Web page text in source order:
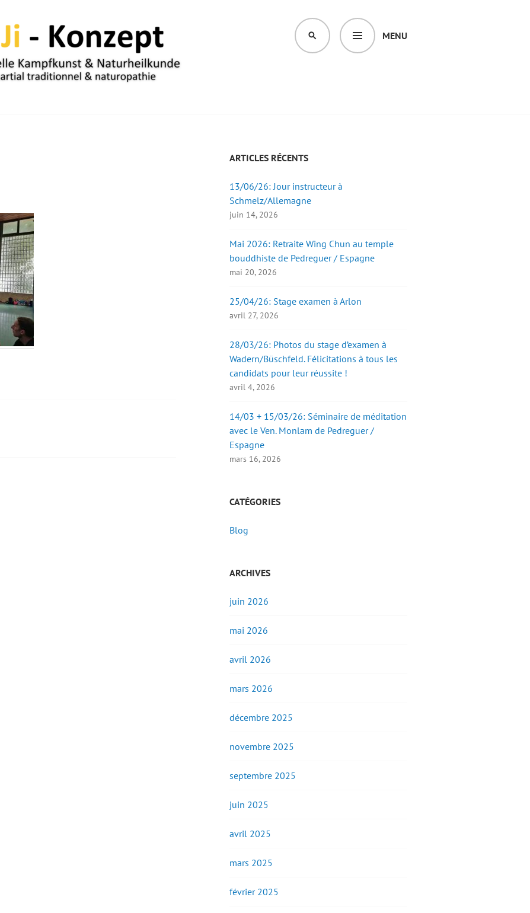
MENU
SEARCH
ARTICLES RÉCENTS
13/06/26: Jour instructeur à
Schmelz/Allemagne
juin 14, 2026
Mai 2026: Retraite Wing Chun au temple
bouddhiste de Pedreguer / Espagne
mai 20, 2026
25/04/26: Stage examen à Arlon
avril 27, 2026
28/03/26: Photos du stage d’examen à
Wadern/Büschfeld. Félicitations à tous les
candidats pour leur réussite !
avril 4, 2026
14/03 + 15/03/26: Séminaire de méditation
avec le Ven. Monlam de Pedreguer /
Espagne
mars 16, 2026
CATÉGORIES
Blog
ARCHIVES
juin 2026
mai 2026
avril 2026
mars 2026
décembre 2025
novembre 2025
septembre 2025
juin 2025
avril 2025
mars 2025
février 2025